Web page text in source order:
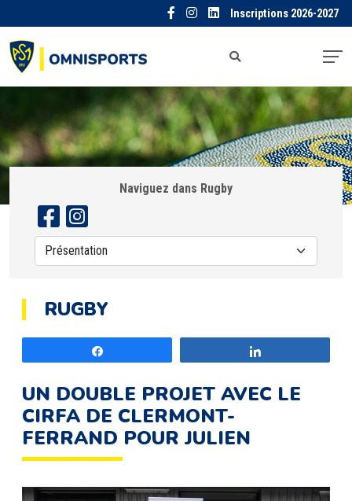
Inscriptions 2026-2027
Naviguez dans Rugby
RUGBY
UN DOUBLE PROJET AVEC LE
CIRFA DE CLERMONT-
FERRAND POUR JULIEN